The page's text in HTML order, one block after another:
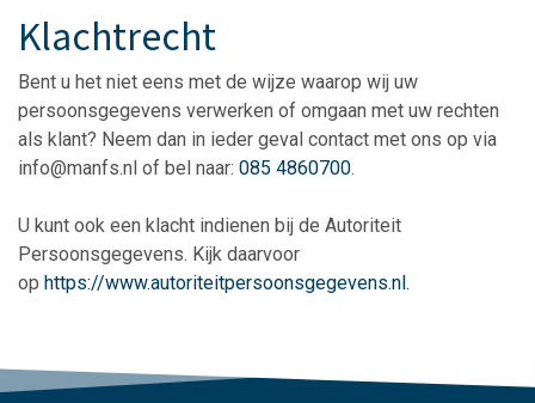
Klachtrecht
Bent u het niet eens met de wijze waarop wij uw
persoonsgegevens verwerken of omgaan met uw rechten
als klant? Neem dan in ieder geval contact met ons op via
info@manfs.nl of bel naar: 085 4860700.
U kunt ook een klacht indienen bij de Autoriteit
Persoonsgegevens. Kijk daarvoor
op https://www.autoriteitpersoonsgegevens.nl.